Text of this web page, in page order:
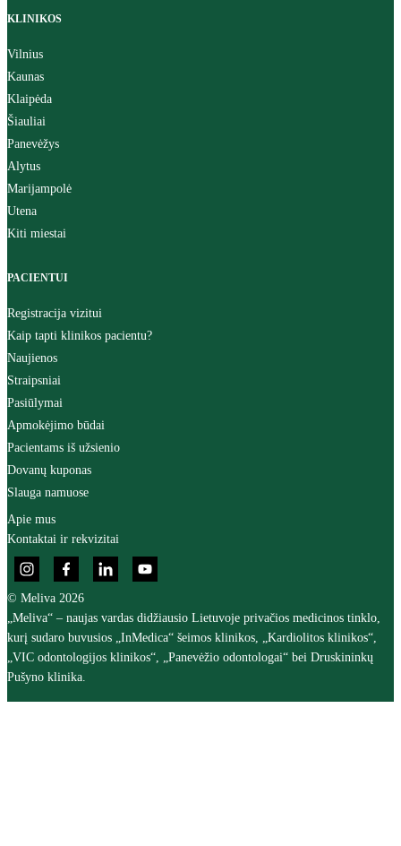
KLINIKOS
Vilnius
Kaunas
Klaipėda
Šiauliai
Panevėžys
Alytus
Marijampolė
Utena
Kiti miestai
PACIENTUI
Registracija vizitui
Kaip tapti klinikos pacientu?
Naujienos
Straipsniai
Pasiūlymai
Apmokėjimo būdai
Pacientams iš užsienio
Dovanų kuponas
Slauga namuose
Apie mus
Kontaktai ir rekvizitai
© Meliva 2026
„Meliva“ – naujas vardas didžiausio Lietuvoje privačios medicinos tinklo,
kurį sudaro buvusios „InMedica“ šeimos klinikos, „Kardiolitos klinikos“,
„VIC odontologijos klinikos“, „Panevėžio odontologai“ bei Druskininkų
Pušyno klinika.